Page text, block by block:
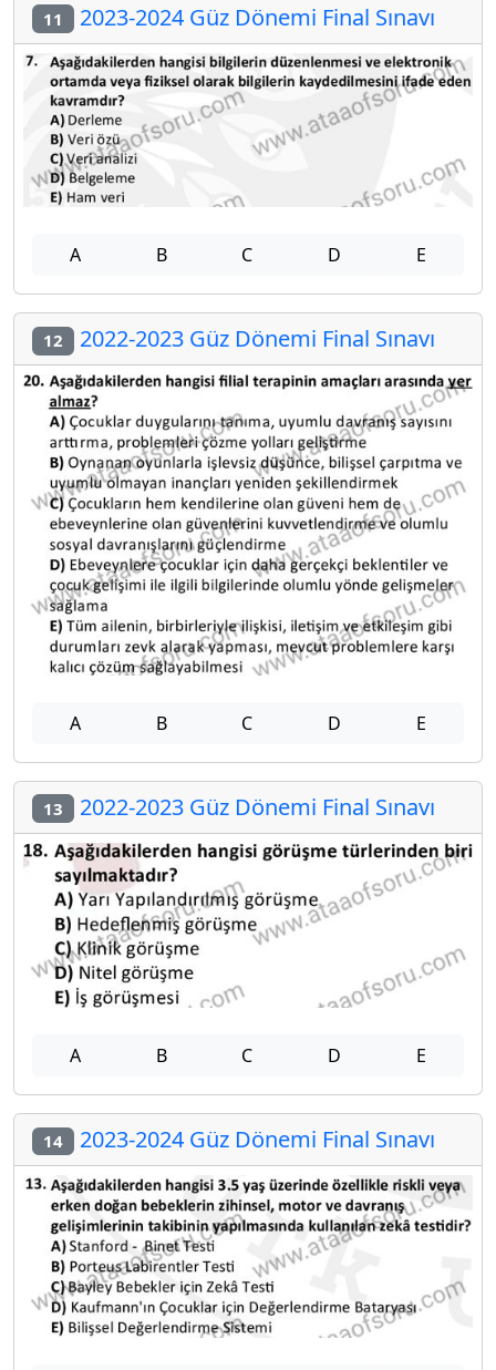
11 2023-2024 Güz Dönemi Final Sınavı
A B C D E
12 2022-2023 Güz Dönemi Final Sınavı
A B C D E
13 2022-2023 Güz Dönemi Final Sınavı
A B C D E
14 2023-2024 Güz Dönemi Final Sınavı